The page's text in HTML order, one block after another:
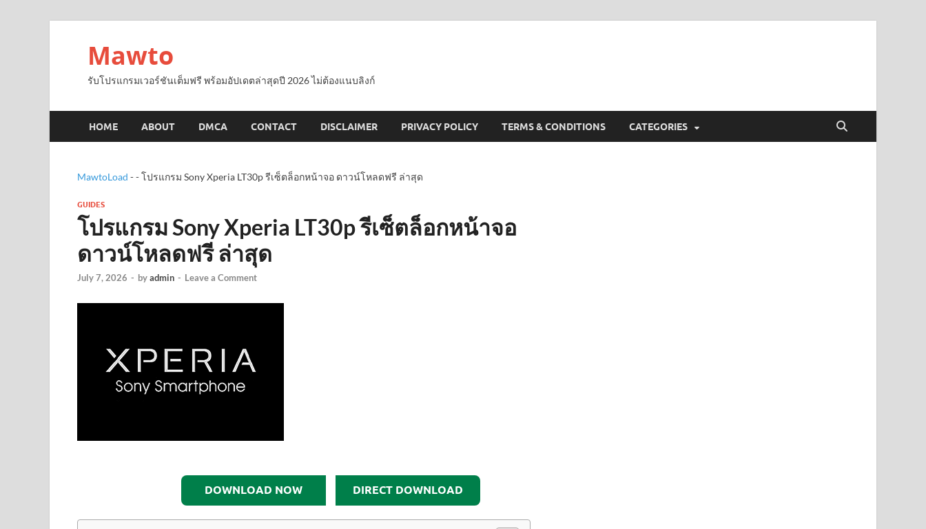
Mawto
รับโปรแกรมเวอร์ชันเต็มฟรี พร้อมอัปเดตล่าสุดปี 2026 ไม่ต้องแนบลิงก์
HOME ABOUT DMCA CONTACT DISCLAIMER PRIVACY POLICY TERMS & CONDITIONS CATEGORIES
MawtoLoad --โปรแกรม Sony Xperia LT30p รีเซ็ตล็อกหน้าจอ ดาวน์โหลดฟรี ล่าสุด
GUIDES
โปรแกรม Sony Xperia LT30p รีเซ็ตล็อกหน้าจอ
ดาวน์โหลดฟรี ล่าสุด
July 7, 2026 - byadmin - Leave a Comment
DOWNLOAD NOW DIRECT DOWNLOAD